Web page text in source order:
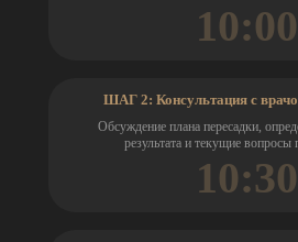
10:00
ШАГ 2: Консультация с
Обсуждение плана пересадки,
результата и текущие вопросы
10:30